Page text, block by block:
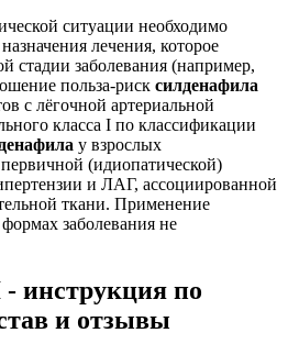
ситуации необходимо
лечения, которое
стадии заболевания (например,
польза-риск силденафила
с лёгочной артериальной
класса I по классификации
у взрослых
(идиопатической)
и ЛАГ, ассоциированной
ткани. Применение
заболевания не
по
и отзывы